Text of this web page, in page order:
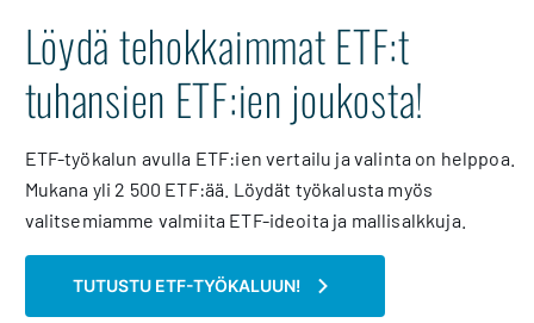
Löydä tehokkaimmat ETF:t
tuhansien ETF:ien joukosta!
ETF-työkalun avulla ETF:ien vertailu ja valinta on helppoa.
Mukana yli 2 500 ETF:ää. Löydät työkalusta myös
valitsemiamme valmiita ETF-ideoita ja mallisalkkuja.
TUTUSTU ETF-TYÖKALUUN!